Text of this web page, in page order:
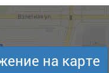
на карте